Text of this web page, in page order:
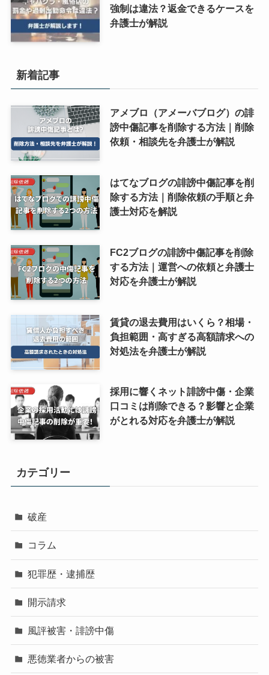
強制は違法？返金できるケースを
弁護士が解説
新着記事
アメブロ（アメーバブログ）の誹
謗中傷記事を削除する方法｜削除
依頼・相談先を弁護士が解説
はてなブログの誹謗中傷記事を削
除する方法｜削除依頼の手順と弁
護士対応を解説
FC2ブログの誹謗中傷記事を削除
する方法｜運営への依頼と弁護士
対応を弁護士が解説
賃貸の退去費用はいくら？相場・
負担範囲・高すぎる高額請求への
対処法を弁護士が解説
採用に響くネット誹謗中傷・企業
口コミは削除できる？影響と企業
がとれる対応を弁護士が解説
カテゴリー
破産
コラム
犯罪歴・逮捕歴
開示請求
風評被害・誹謗中傷
悪徳業者からの被害